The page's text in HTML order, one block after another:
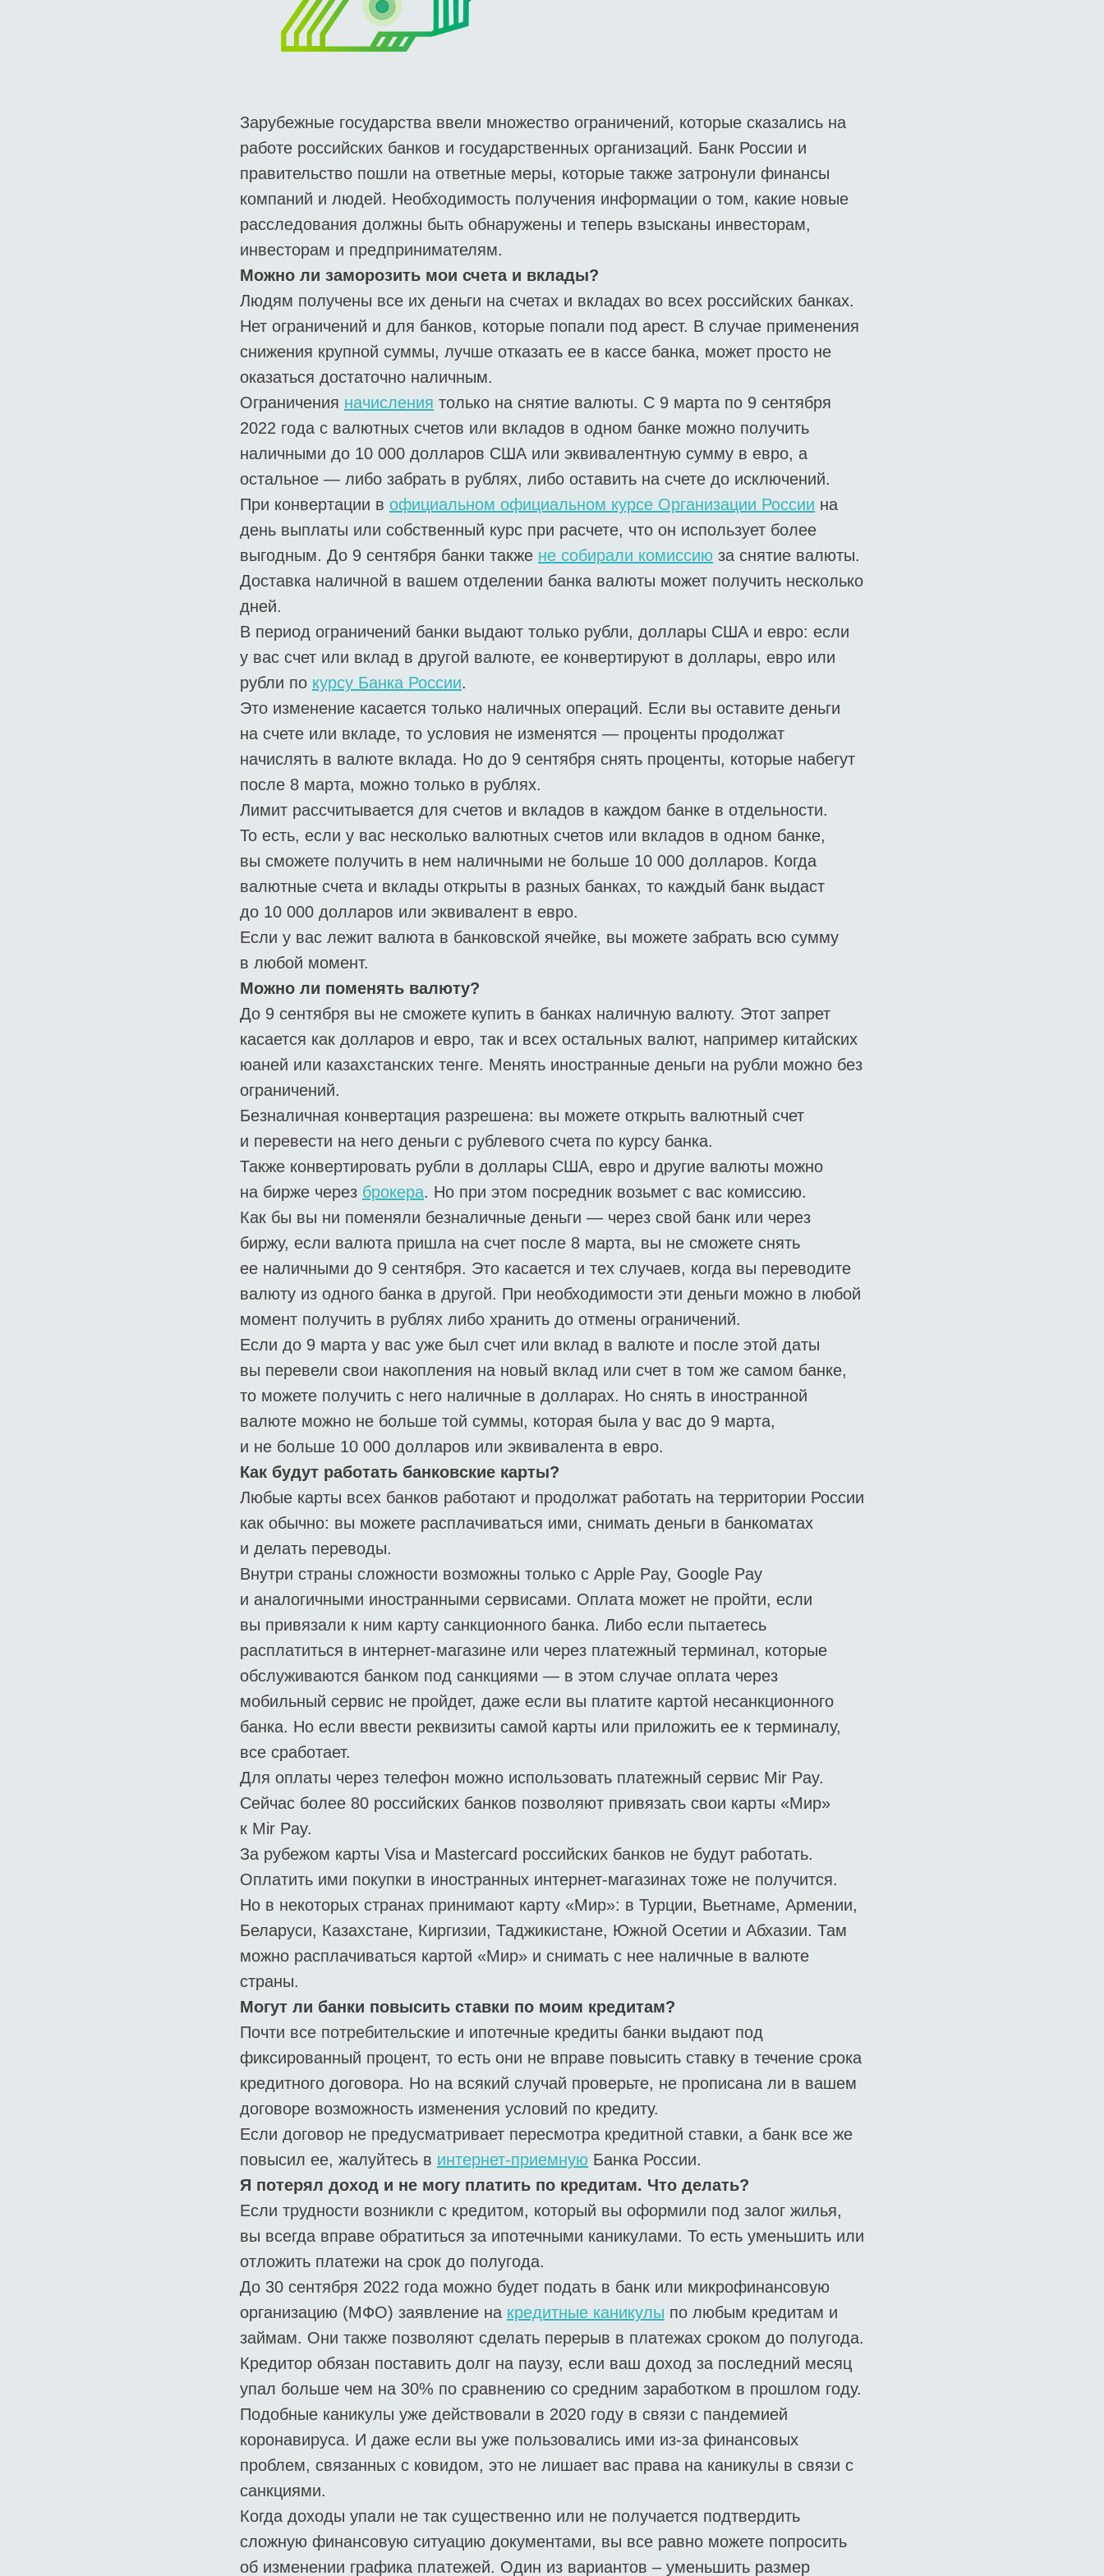
Зарубежные государства ввели множество ограничений, которые сказались на
работе российских банков и государственных организаций. Банк России и
правительство пошли на ответные меры, которые также затронули финансы
компаний и людей. Необходимость получения информации о том, какие новые
расследования должны быть обнаружены и теперь взысканы инвесторам,
инвесторам и предпринимателям.
Можно ли заморозить мои счета и вклады?
Людям получены все их деньги на счетах и ​​вкладах во всех российских банках.
Нет ограничений и для банков, которые попали под арест. В случае применения
снижения крупной суммы, лучше отказать ее в кассе банка, может просто не
оказаться достаточно наличным.
Ограничения начисления только на снятие валюты. С 9 марта по 9 сентября
2022 года с валютных счетов или вкладов в одном банке можно получить
наличными до 10 000 долларов США или эквивалентную сумму в евро, а
остальное — либо забрать в рублях, либо оставить на счете до исключений.
При конвертации в официальном официальном курсе Организации России на
день выплаты или собственный курс при расчете, что он использует более
выгодным. До 9 сентября банки также не собирали комиссию за снятие валюты.
Доставка наличной в вашем отделении банка валюты может получить несколько
дней.
В период ограничений банки выдают только рубли, доллары США и евро: если
у вас счет или вклад в другой валюте, ее конвертируют в доллары, евро или
рубли по курсу Банка России.
Это изменение касается только наличных операций. Если вы оставите деньги
на счете или вкладе, то условия не изменятся — проценты продолжат
начислять в валюте вклада. Но до 9 сентября снять проценты, которые набегут
после 8 марта, можно только в рублях.
Лимит рассчитывается для счетов и вкладов в каждом банке в отдельности.
То есть, если у вас несколько валютных счетов или вкладов в одном банке,
вы сможете получить в нем наличными не больше 10 000 долларов. Когда
валютные счета и вклады открыты в разных банках, то каждый банк выдаст
до 10 000 долларов или эквивалент в евро.
Если у вас лежит валюта в банковской ячейке, вы можете забрать всю сумму
в любой момент.
Можно ли поменять валюту?
До 9 сентября вы не сможете купить в банках наличную валюту. Этот запрет
касается как долларов и евро, так и всех остальных валют, например китайских
юаней или казахстанских тенге. Менять иностранные деньги на рубли можно без
ограничений.
Безналичная конвертация разрешена: вы можете открыть валютный счет
и перевести на него деньги с рублевого счета по курсу банка.
Также конвертировать рубли в доллары США, евро и другие валюты можно
на бирже через брокера. Но при этом посредник возьмет с вас комиссию.
Как бы вы ни поменяли безналичные деньги — через свой банк или через
биржу, если валюта пришла на счет после 8 марта, вы не сможете снять
ее наличными до 9 сентября. Это касается и тех случаев, когда вы переводите
валюту из одного банка в другой. При необходимости эти деньги можно в любой
момент получить в рублях либо хранить до отмены ограничений.
Если до 9 марта у вас уже был счет или вклад в валюте и после этой даты
вы перевели свои накопления на новый вклад или счет в том же самом банке,
то можете получить с него наличные в долларах. Но снять в иностранной
валюте можно не больше той суммы, которая была у вас до 9 марта,
и не больше 10 000 долларов или эквивалента в евро.
Как будут работать банковские карты?
Любые карты всех банков работают и продолжат работать на территории России
как обычно: вы можете расплачиваться ими, снимать деньги в банкоматах
и делать переводы.
Внутри страны сложности возможны только с Apple Pay, Google Pay
и аналогичными иностранными сервисами. Оплата может не пройти, если
вы привязали к ним карту санкционного банка. Либо если пытаетесь
расплатиться в интернет-магазине или через платежный терминал, которые
обслуживаются банком под санкциями — в этом случае оплата через
мобильный сервис не пройдет, даже если вы платите картой несанкционного
банка. Но если ввести реквизиты самой карты или приложить ее к терминалу,
все сработает.
Для оплаты через телефон можно использовать платежный сервис Mir Pay.
Сейчас более 80 российских банков позволяют привязать свои карты «Мир»
к Mir Pay.
За рубежом карты Visa и Mastercard российских банков не будут работать.
Оплатить ими покупки в иностранных интернет-магазинах тоже не получится.
Но в некоторых странах принимают карту «Мир»: в Турции, Вьетнаме, Армении,
Беларуси, Казахстане, Киргизии, Таджикистане, Южной Осетии и Абхазии. Там
можно расплачиваться картой «Мир» и снимать с нее наличные в валюте
страны.
Могут ли банки повысить ставки по моим кредитам?
Почти все потребительские и ипотечные кредиты банки выдают под
фиксированный процент, то есть они не вправе повысить ставку в течение срока
кредитного договора. Но на всякий случай проверьте, не прописана ли в вашем
договоре возможность изменения условий по кредиту.
Если договор не предусматривает пересмотра кредитной ставки, а банк все же
повысил ее, жалуйтесь в интернет-приемную Банка России.
Я потерял доход и не могу платить по кредитам. Что делать?
Если трудности возникли с кредитом, который вы оформили под залог жилья,
вы всегда вправе обратиться за ипотечными каникулами. То есть уменьшить или
отложить платежи на срок до полугода.
До 30 сентября 2022 года можно будет подать в банк или микрофинансовую
организацию (МФО) заявление на кредитные каникулы по любым кредитам и
займам. Они также позволяют сделать перерыв в платежах сроком до полугода.
Кредитор обязан поставить долг на паузу, если ваш доход за последний месяц
упал больше чем на 30% по сравнению со средним заработком в прошлом году.
Подобные каникулы уже действовали в 2020 году в связи с пандемией
коронавируса. И даже если вы уже пользовались ими из-за финансовых
проблем, связанных с ковидом, это не лишает вас права на каникулы в связи с
санкциями.
Когда доходы упали не так существенно или не получается подтвердить
сложную финансовую ситуацию документами, вы все равно можете попросить
об изменении графика платежей. Один из вариантов – уменьшить размер